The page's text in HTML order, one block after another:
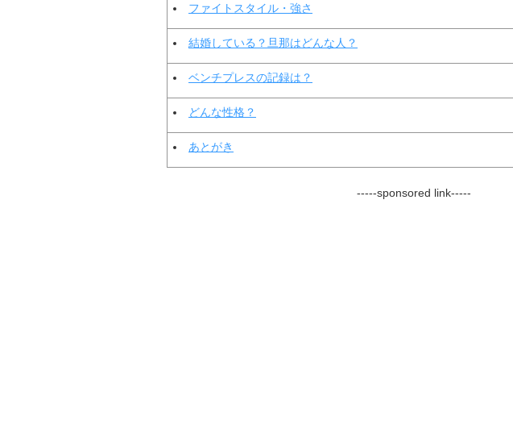
ファイトスタイル・強さ
結婚している？旦那はどんな人？
ベンチプレスの記録は？
どんな性格？
あとがき
-----sponsored link-----